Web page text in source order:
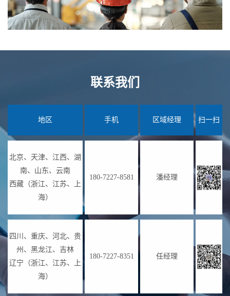
联系我们
地区 手机 区域经理 扫一扫
北京、天津、江西、湖
南、山东、云南
西藏（浙江、江苏、上
海）
180-7227-8581 潘经理
四川、重庆、河北、贵
州、黑龙江、吉林
辽宁（浙江、江苏、上
海）
180-7227-8351 任经理